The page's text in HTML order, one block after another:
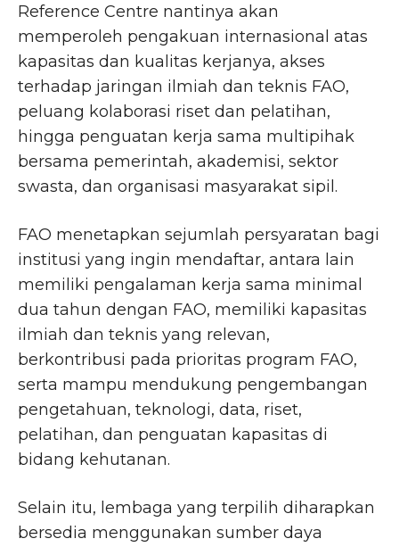
Reference Centre nantinya akan
memperoleh pengakuan internasional atas
kapasitas dan kualitas kerjanya, akses
terhadap jaringan ilmiah dan teknis FAO,
peluang kolaborasi riset dan pelatihan,
hingga penguatan kerja sama multipihak
bersama pemerintah, akademisi, sektor
swasta, dan organisasi masyarakat sipil.
FAO menetapkan sejumlah persyaratan bagi
institusi yang ingin mendaftar, antara lain
memiliki pengalaman kerja sama minimal
dua tahun dengan FAO, memiliki kapasitas
ilmiah dan teknis yang relevan,
berkontribusi pada prioritas program FAO,
serta mampu mendukung pengembangan
pengetahuan, teknologi, data, riset,
pelatihan, dan penguatan kapasitas di
bidang kehutanan.
Selain itu, lembaga yang terpilih diharapkan
bersedia menggunakan sumber daya